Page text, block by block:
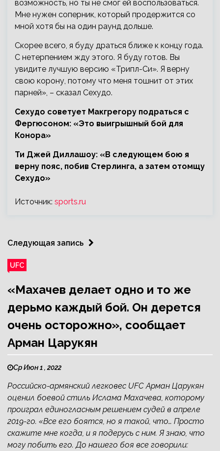
возможность, но ты не смог ей воспользоваться.
Мне нужен соперник, который продержится со
мной хотя бы на один раунд дольше.
Скорее всего, я буду драться ближе к концу года.
С нетерпением жду этого. Я буду готов. Вы
увидите лучшую версию «Трипл-Си». Я верну
свою корону, потому что меня тошнит от этих
парней», – сказал Сехудо.
Сехудо советует Макгрегору подраться с
Фергюсоном: «Это выигрышный бой для
Конора»
Ти Джей Диллашоу: «В следующем бою я
верну пояс, побив Стерлинга, а затем отомщу
Сехудо»
Источник: sports.ru
Следующая запись
UFC
«Махачев делает одно и то же
дерьмо каждый бой. Он дерется
очень осторожно», сообщает
Арман Царукян
Ср Июн 1 , 2022
Российско-армянский легковес UFC Арман Царукян
оценил боевой стиль Ислама Махачева, которому
проиграл единогласным решением судей в апреле
2019-го. «Все его боятся, но я такой, что… Просто
скажите мне когда, и я подерусь с ним. Я знаю, что
могу побить его. До нашего боя все говорили: